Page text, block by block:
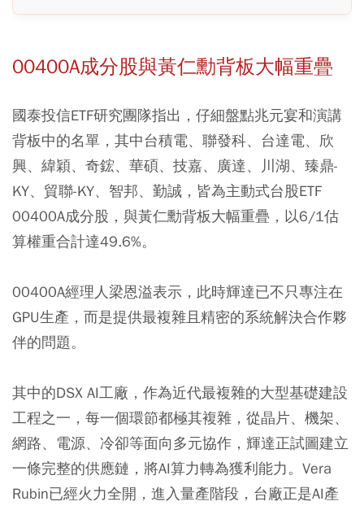
00400A成分股與黃仁勳背板大幅重疊
國泰投信ETF研究團隊指出，仔細盤點兆元宴和演講
背板中的名單，其中台積電、聯發科、台達電、欣
興、緯穎、奇鋐、華碩、技嘉、廣達、川湖、臻鼎-
KY、貿聯-KY、智邦、勤誠，皆為主動式台股ETF
00400A成分股，與黃仁勳背板大幅重疊，以6/1估
算權重合計達49.6%。
00400A經理人梁恩溢表示，此時輝達已不只專注在
GPU生產，而是提供最複雜且精密的系統解決合作夥
伴的問題。
其中的DSX AI工廠，作為近代最複雜的大型基礎建設
工程之一，每一個環節都極其複雜，從晶片、機架、
網路、電源、冷卻等面向多元協作，輝達正試圖建立
一條完整的供應鏈，將AI算力轉為獲利能力。Vera
Rubin已經火力全開，進入量產階段，台廠正是AI產